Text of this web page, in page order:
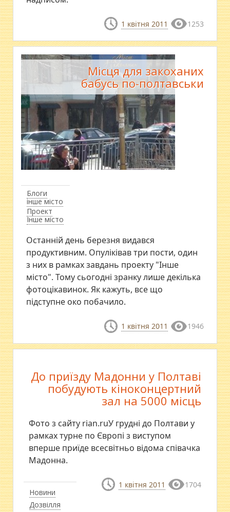
1 квітня 2011 1253
Блоги
інше місто
Проект
Інше місто
Місця для закоханих
бабусь по-полтавськи
Останній день березня видався
продуктивним. Опуліківав три пости, один
з них в рамках завдань проекту "Інше
місто". Тому сьогодні зранку лише декілька
фотоцікавинок. Як кажуть, все що
підступне око побачило.
1 квітня 2011 1946
Новини
Дозвілля
До приїзду Мадонни у Полтаві
побудують кіноконцертний
зал на 5000 місць
Фото з сайту rian.ruУ грудні до Полтави у
рамках турне по Європі з виступом
вперше приїде всесвітньо відома співачка
Мадонна.
1 квітня 2011 1704